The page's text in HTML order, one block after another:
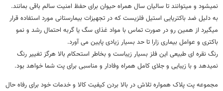
نمیشود و میتوانند تا سالیان سال همراه حیوان برای حفظ امنیت سالم باقی بمانند.
به دلیل ضد باکتریایی استیل فلزیست که در تجهیزات بیمارستانی مورد استفاده قرار
میگیرد از همین رو در صورت تماس با مواد غذای سگ یا گربه احتمال رشد و نمو
باکتری و عوامل بیماری زارا تا حد بسیار زیادی پایین می آورد.
رنگ نقره ای طبیعی این فلز بسیار زیباست و بخاطر استحکام بالا هرگز تغییر رنگ
نمیدهد و با زیبایی و جلای کامل همراه وفادار و مناسبی برای پت شما خواهد بود.
مجموعه پت پلاک همواره تلاش در بالا بردن کیفیت کالا و خدمات خود برای رفاه حال